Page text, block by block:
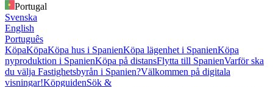
Portugal
Svenska
English
Português
KöpaKöpaKöpa hus i SpanienKöpa lägenhet i SpanienKöpa
nyproduktion i SpanienKöpa på distansFlytta till SpanienVarför ska
du välja Fastighetsbyrån i Spanien?Välkommen på digitala
visningar!KöpguidenSök &